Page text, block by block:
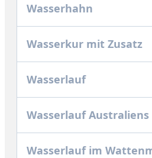
Wasserhahn
Wasserkur mit Zusatz
Wasserlauf
Wasserlauf Australiens
Wasserlauf im